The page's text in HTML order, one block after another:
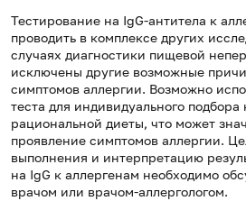
Тестирование на IgG-антитела к
проводить в комплексе других
случаях диагностики пищевой
исключены другие возможные
симптомов аллергии. Возможно
теста для индивидуального подбора
рациональной диеты, что может
проявление симптомов аллергии.
выполнения и интерпретацию
на IgG к аллергенам необходимо
врачом или врачом-аллергологом.